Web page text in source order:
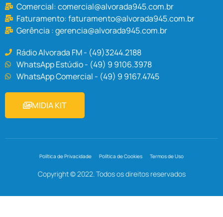
Comercial:comercial@alvorada945.com.br
Faturamento:faturamento@alvorada945.com.br
Gerência :gerencia@alvorada945.com.br
Rádio Alvorada FM - (49)3244.2188
WhatsApp Estúdio - (49) 9 9106.3978
WhatsApp Comercial - (49) 9 9167.4745
MIDIA KIT
Política de Privacidade Política de Cookies Termos de Uso
Copyright © 2022. Todos os direitos reservados